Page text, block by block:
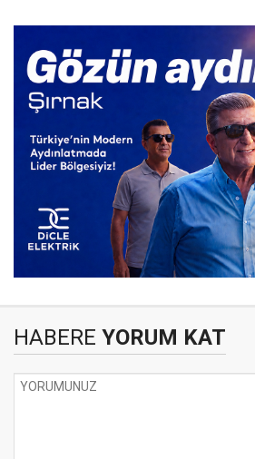
HABERE YORUM KAT